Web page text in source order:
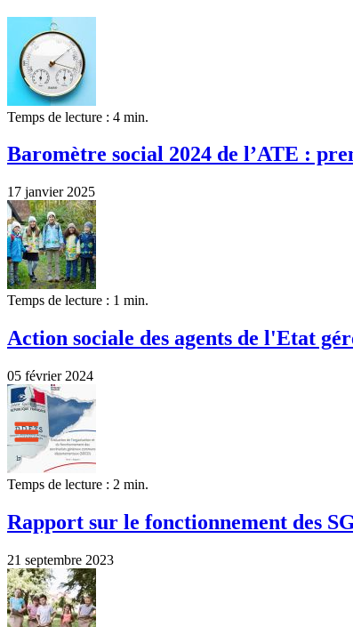
Temps de lecture : 4 min.
Baromètre social 2024 de l’ATE :
17 janvier 2025
Temps de lecture : 1 min.
Action sociale des agents de l'Etat
05 février 2024
Temps de lecture : 2 min.
Rapport sur le fonctionnement des
21 septembre 2023